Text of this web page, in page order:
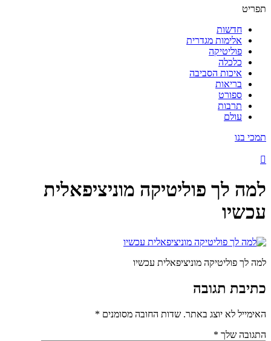
תפריט
חדשות
אלימות מגדרית
פוליטיקה
כלכלה
איכות הסביבה
בריאות
ספורט
תרבות
עולם
תמכי בנו
למה לך פוליטיקה מוניציפאלית
עכשיו
למה לך פוליטיקה מוניציפאלית עכשיו
כתיבת תגובה
האימייל לא יוצג באתר. שדות החובה מסומנים *
התגובה שלך *